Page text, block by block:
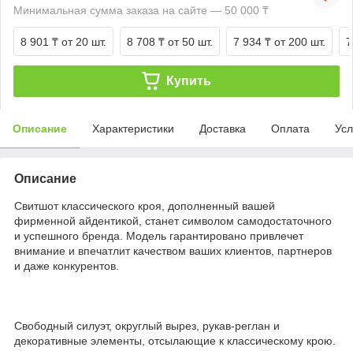
Минимальная сумма заказа на сайте — 50 000 ₸
8 901 ₸ от 20 шт. 8 708 ₸ от 50 шт. 7 934 ₸ от 200 шт.
Купить
Описание Характеристики Доставка Оплата
Описание
Свитшот классического кроя, дополненный вашей
фирменной айдентикой, станет символом самодостаточного
и успешного бренда. Модель гарантировано привлечет
внимание и впечатлит качеством ваших клиентов, партнеров
и даже конкурентов.
Свободный силуэт, округлый вырез, рукав-реглан и
декоративные элементы, отсылающие к классическому крою.